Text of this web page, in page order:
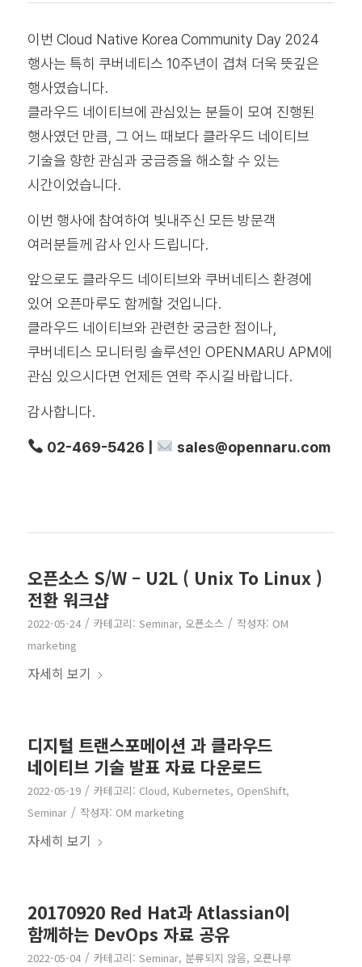
이번 Cloud Native Korea Community Day 2024
행사는 특히 쿠버네티스 10주년이 겹쳐 더욱 뜻깊은
행사였습니다.
클라우드 네이티브에 관심있는 분들이 모여 진행된
행사였던 만큼, 그 어느 때보다 클라우드 네이티브
기술을 향한 관심과 궁금증을 해소할 수 있는
시간이었습니다.
이번 행사에 참여하여 빛내주신 모든 방문객
여러분들께 감사 인사 드립니다.
앞으로도 클라우드 네이티브와 쿠버네티스 환경에
있어 오픈마루도 함께할 것입니다.
클라우드 네이티브와 관련한 궁금한 점이나,
쿠버네티스 모니터링 솔루션인 OPENMARU APM에
관심 있으시다면 언제든 연락 주시길 바랍니다.
감사합니다.
02-469-5426 | sales@opennaru.com
오픈소스 S/W – U2L ( Unix To Linux )
전환 워크샵
2022-05-24 / 카테고리: Seminar, 오픈소스 / 작성자: OM
marketing
자세히 보기
디지털 트랜스포메이션 과 클라우드
네이티브 기술 발표 자료 다운로드
2022-05-19 / 카테고리: Cloud, Kubernetes, OpenShift,
Seminar / 작성자: OM marketing
자세히 보기
20170920 Red Hat과 Atlassian이
함께하는 DevOps 자료 공유
2022-05-04 / 카테고리: Seminar, 분류되지 않음, 오픈나루